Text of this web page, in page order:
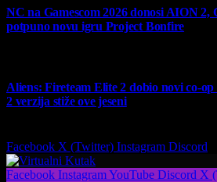
NC na Gamescom 2026 donosi AION
potpuno novu igru Project Bonfire
Aliens: Fireteam Elite 2 dobio novi co-
2 verzija stiže ove jeseni
Facebook X (Twitter) Instagram Discord
Facebook InstagramYouTube Discord X